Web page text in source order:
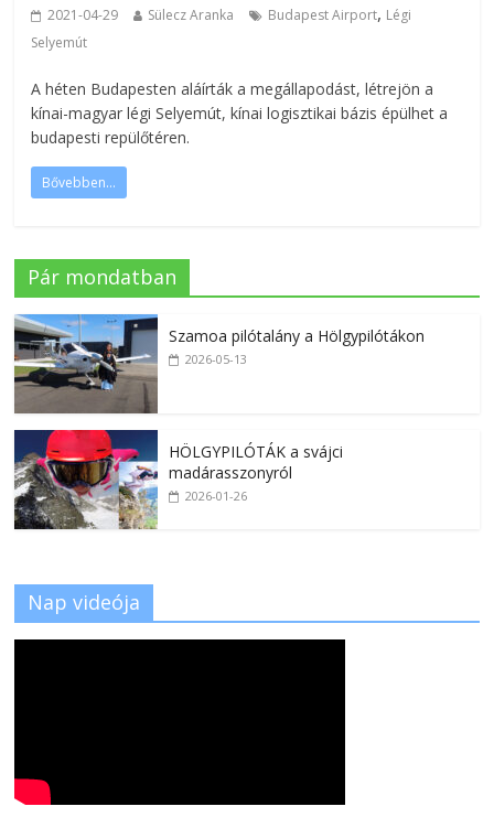
2021-04-29 Sülecz Aranka Budapest Airport, Légi
Selyemút
A héten Budapesten aláírták a megállapodást, létrejön a
kínai-magyar légi Selyemút, kínai logisztikai bázis épülhet a
budapesti repülőtéren.
Bővebben...
Pár mondatban
Szamoa pilótalány a Hölgypilótákon
2026-05-13
HÖLGYPILÓTÁK a svájci
madárasszonyról
2026-01-26
Nap videója